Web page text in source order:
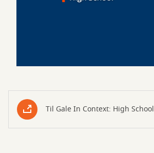
Til Gale In Context: High School